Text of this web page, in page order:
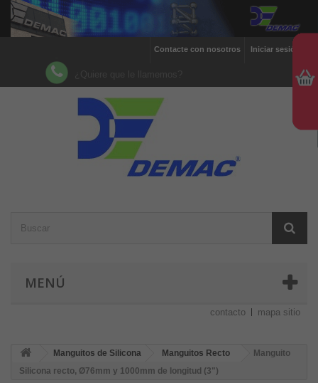
Iniciar sesión
Contacte con nosotros
MENÚ
contacto mapa sitio
Manguitos de Silicona Manguitos Recto
Manguito
Silicona recto, Ø76mm y 1000mm de longitud (3")